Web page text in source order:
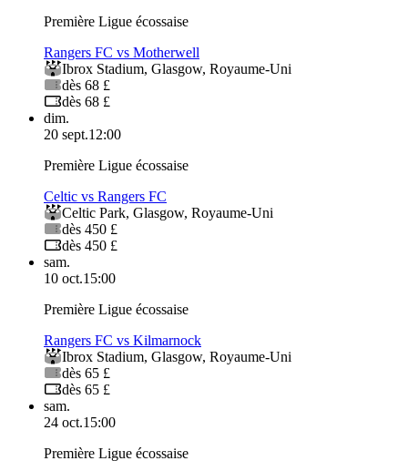
Première Ligue écossaise
Rangers FC vs Motherwell
Ibrox Stadium, Glasgow, Royaume-Uni
dès 68 £
dès 68 £
dim.
20 sept.12:00
Première Ligue écossaise
Celtic vs Rangers FC
Celtic Park, Glasgow, Royaume-Uni
dès 450 £
dès 450 £
sam.
10 oct.15:00
Première Ligue écossaise
Rangers FC vs Kilmarnock
Ibrox Stadium, Glasgow, Royaume-Uni
dès 65 £
dès 65 £
sam.
24 oct.15:00
Première Ligue écossaise